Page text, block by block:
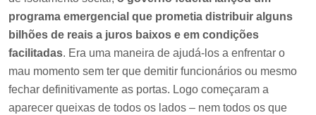
programa emergencial que prometia distribuir alguns
bilhões de reais a juros baixos e em condições
facilitadas. Era uma maneira de ajudá-los a enfrentar o
mau momento sem ter que demitir funcionários ou mesmo
fechar definitivamente as portas. Logo começaram a
aparecer queixas de todos os lados – nem todos os que